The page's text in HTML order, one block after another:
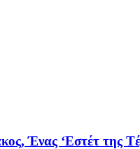
Ένας ‘Eστέτ της